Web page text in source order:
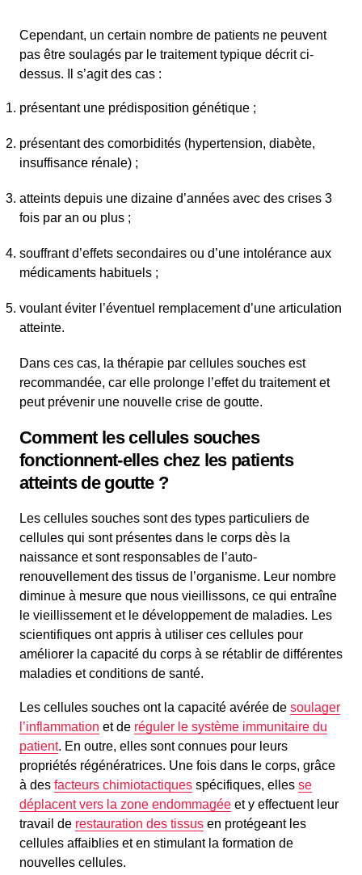
Cependant, un certain nombre de patients ne peuvent
pas être soulagés par le traitement typique décrit ci-
dessus. Il s’agit des cas :
présentant une prédisposition génétique ;
présentant des comorbidités (hypertension, diabète,
insuffisance rénale) ;
atteints depuis une dizaine d’années avec des crises 3
fois par an ou plus ;
souffrant d’effets secondaires ou d’une intolérance aux
médicaments habituels ;
voulant éviter l’éventuel remplacement d’une articulation
atteinte.
Dans ces cas, la thérapie par cellules souches est
recommandée, car elle prolonge l’effet du traitement et
peut prévenir une nouvelle crise de goutte.
Comment les cellules souches
fonctionnent-elles chez les patients
atteints de goutte ?
Les cellules souches sont des types particuliers de
cellules qui sont présentes dans le corps dès la
naissance et sont responsables de l’auto-
renouvellement des tissus de l’organisme. Leur nombre
diminue à mesure que nous vieillissons, ce qui entraîne
le vieillissement et le développement de maladies. Les
scientifiques ont appris à utiliser ces cellules pour
améliorer la capacité du corps à se rétablir de différentes
maladies et conditions de santé.
Les cellules souches ont la capacité avérée de soulager
l’inflammation et de réguler le système immunitaire du
patient. En outre, elles sont connues pour leurs
propriétés régénératrices. Une fois dans le corps, grâce
à des facteurs chimiotactiques spécifiques, elles se
déplacent vers la zone endommagée et y effectuent leur
travail de restauration des tissus en protégeant les
cellules affaiblies et en stimulant la formation de
nouvelles cellules.